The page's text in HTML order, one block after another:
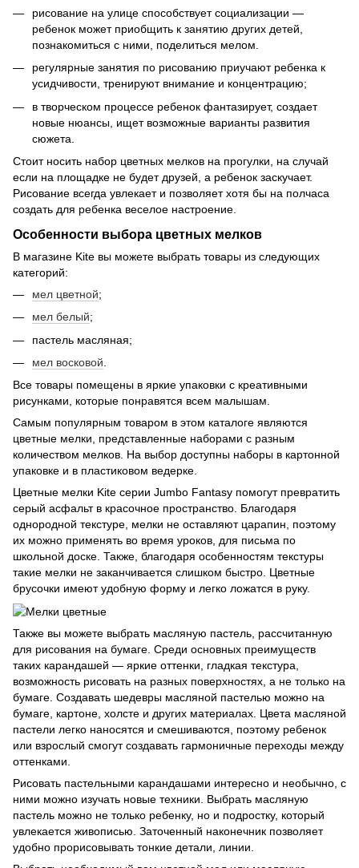
рисование на улице способствует социализации —
ребенок может приобщить к занятию других детей,
познакомиться с ними, поделиться мелом.
регулярные занятия по рисованию приучают ребенка к
усидчивости, тренируют внимание и концентрацию;
в творческом процессе ребенок фантазирует, создает
новые нюансы, ищет возможные варианты развития
сюжета.
Стоит носить набор цветных мелков на прогулки, на случай
если на площадке не будет друзей, а ребенок заскучает.
Рисование всегда увлекает и позволяет хотя бы на полчаса
создать для ребенка веселое настроение.
Особенности выбора цветных мелков
В магазине Kite вы можете выбрать товары из следующих
категорий:
мел цветной;
мел белый;
пастель масляная;
мел восковой
Все товары помещены в яркие упаковки с креативными
рисунками, которые понравятся всем малышам.
Самым популярным товаром в этом каталоге являются
цветные мелки, представленные наборами с разным
количеством мелков. На выбор доступны наборы в картонной
упаковке и в пластиковом ведерке.
Цветные мелки Kite серии Jumbo Fantasy помогут превратить
серый асфальт в красочное пространство. Благодаря
однородной текстуре, мелки не оставляют царапин, поэтому
их можно применять во время уроков, для письма по
школьной доске. Также, благодаря особенностям текстуры
такие мелки не заканчивается слишком быстро. Цветные
брусочки имеют удобную форму и легко ложатся в руку.
Также вы можете выбрать масляную пастель, рассчитанную
для рисования на бумаге. Среди основных преимуществ
таких карандашей — яркие оттенки, гладкая текстура,
возможность рисовать на разных поверхностях, а не только на
бумаге. Создавать шедевры масляной пастелью можно на
бумаге, картоне, холсте и других материалах. Цвета масляной
пастели легко наносятся и смешиваются, поэтому ребенок
или взрослый смогут создавать гармоничные переходы между
оттенками.
Рисовать пастельными карандашами интересно и необычно, с
ними можно изучать новые техники. Выбрать масляную
пастель можно не только ребенку, но и подростку, который
увлекается живописью. Заточенный наконечник позволяет
удобно прорисовывать тонкие детали, линии.